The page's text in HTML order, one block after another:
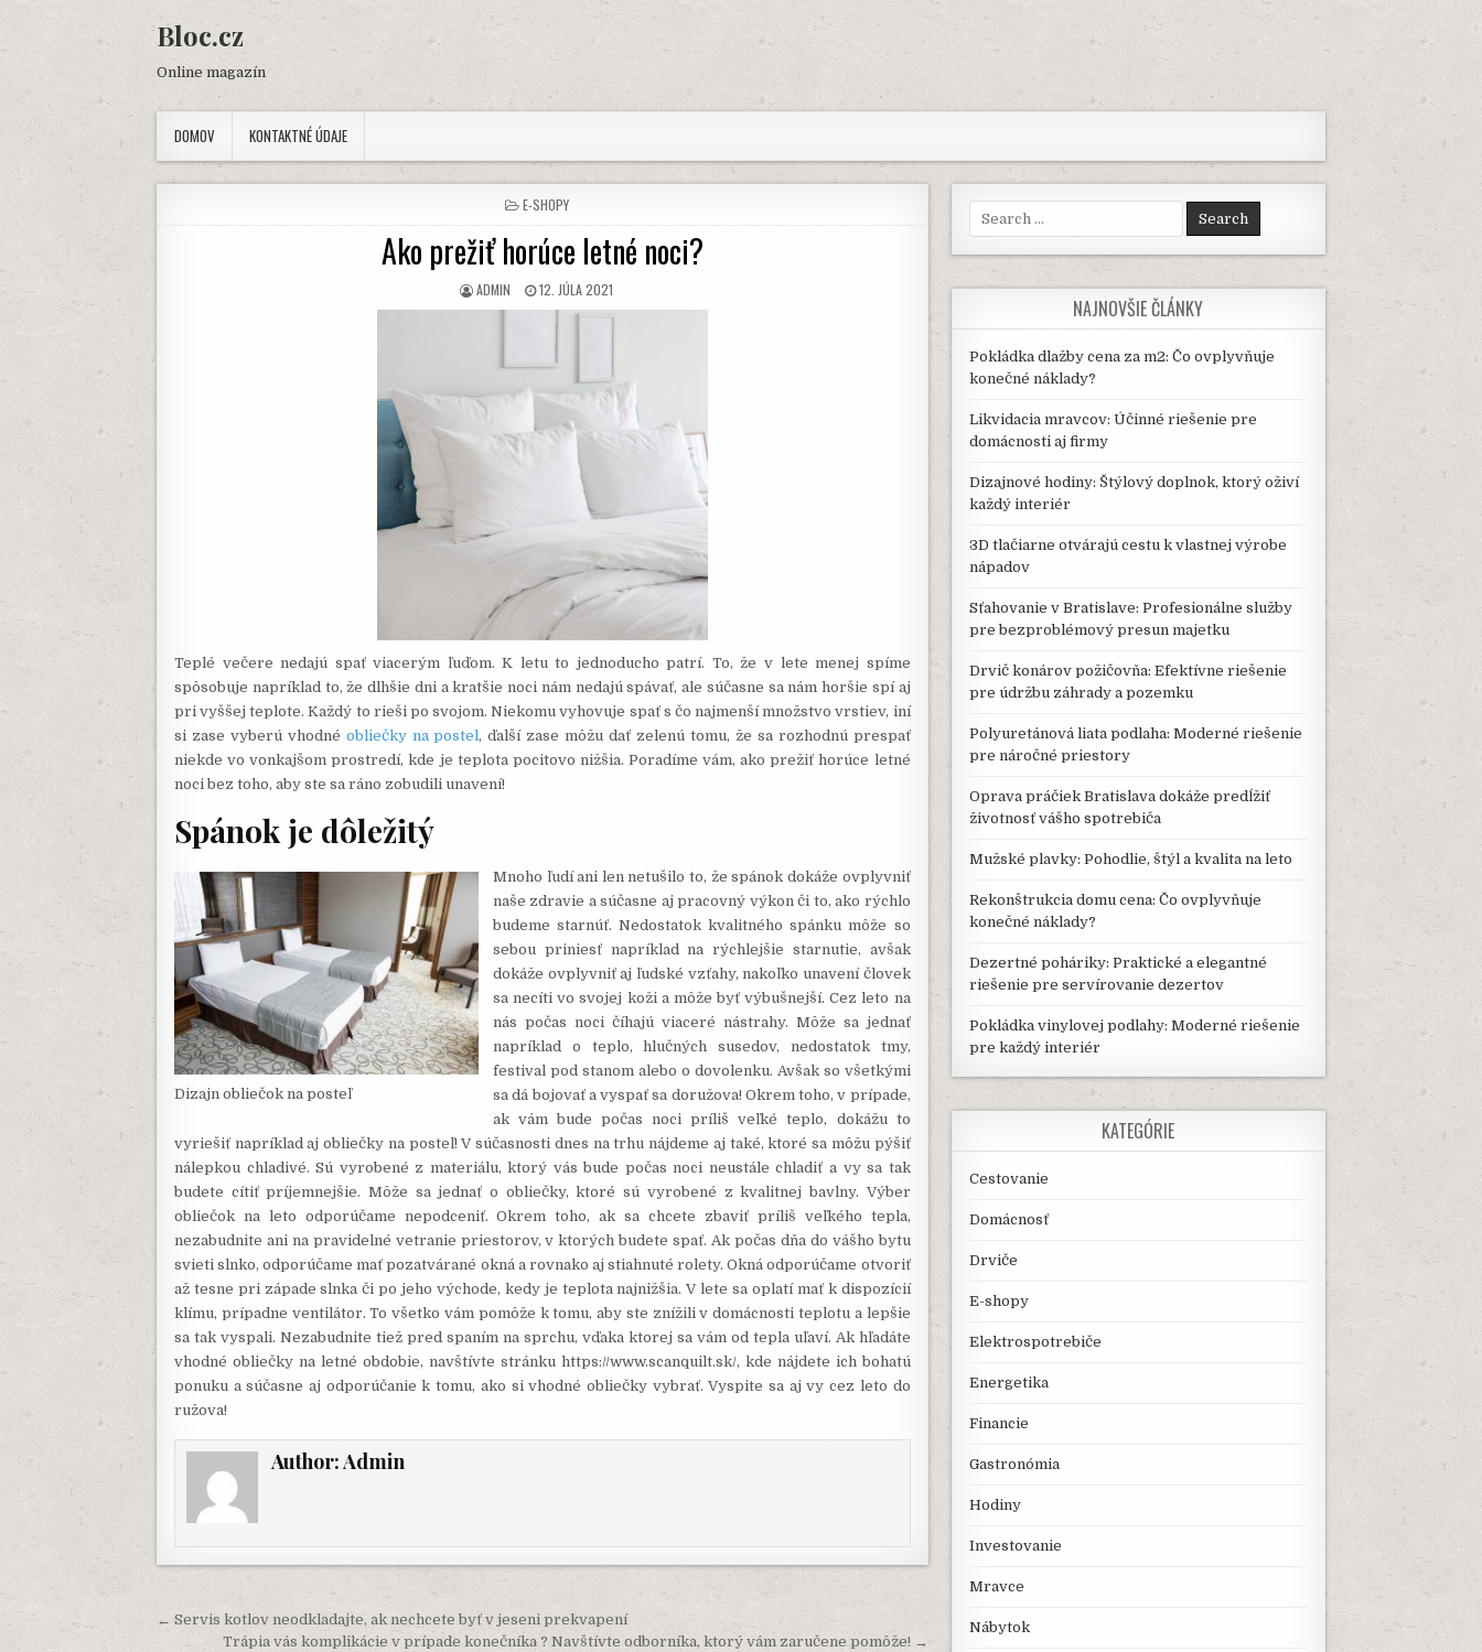
content
Bloc.cz
Online magazín
DOMOV KONTAKTNÉ ÚDAJE
POSTED
IN
E-SHOPY
Ako prežiť horúce letné noci?
AUTHOR:
ADMIN
PUBLISHED
DATE:
12. JÚLA 2021
Teplé večere nedajú spať viacerým ľuďom. K letu to jednoducho patrí. To, že v lete menej spíme
spôsobuje napríklad to, že dlhšie dni a kratšie noci nám nedajú spávať, ale súčasne sa nám horšie spí aj
pri vyššej teplote. Každý to rieši po svojom. Niekomu vyhovuje spať s čo najmenší množstvo vrstiev, iní
si zase vyberú vhodné obliečky na postel, ďalší zase môžu dať zelenú tomu, že sa rozhodnú prespať
niekde vo vonkajšom prostredí, kde je teplota pocitovo nižšia. Poradíme vám, ako prežiť horúce letné
noci bez toho, aby ste sa ráno zobudili unavení!
Spánok je dôležitý
Dizajn obliečok na posteľ
Mnoho ľudí ani len netušilo to, že spánok dokáže ovplyvniť
naše zdravie a súčasne aj pracovný výkon či to, ako rýchlo
budeme starnúť. Nedostatok kvalitného spánku môže so
sebou priniesť napríklad na rýchlejšie starnutie, avšak
dokáže ovplyvniť aj ľudské vzťahy, nakoľko unavení človek
sa necíti vo svojej koži a môže byť výbušnejší. Cez leto na
nás počas noci číhajú viaceré nástrahy. Môže sa jednať
napríklad o teplo, hlučných susedov, nedostatok tmy,
festival pod stanom alebo o dovolenku. Avšak so všetkými
sa dá bojovať a vyspať sa doružova! Okrem toho, v prípade,
ak vám bude počas noci príliš veľké teplo, dokážu to
vyriešiť napríklad aj obliečky na posteľ! V súčasnosti dnes na trhu nájdeme aj také, ktoré sa môžu pýšiť
nálepkou chladivé. Sú vyrobené z materiálu, ktorý vás bude počas noci neustále chladiť a vy sa tak
budete cítiť príjemnejšie. Môže sa jednať o obliečky, ktoré sú vyrobené z kvalitnej bavlny. Výber
obliečok na leto odporúčame nepodceniť. Okrem toho, ak sa chcete zbaviť príliš veľkého tepla,
nezabudnite ani na pravidelné vetranie priestorov, v ktorých budete spať. Ak počas dňa do vášho bytu
svieti slnko, odporúčame mať pozatvárané okná a rovnako aj stiahnuté rolety. Okná odporúčame otvoriť
až tesne pri západe slnka či po jeho východe, kedy je teplota najnižšia. V lete sa oplatí mať k dispozícií
klímu, prípadne ventilátor. To všetko vám pomôže k tomu, aby ste znížili v domácnosti teplotu a lepšie
sa tak vyspali. Nezabudnite tiež pred spaním na sprchu, vďaka ktorej sa vám od tepla uľaví. Ak hľadáte
vhodné obliečky na letné obdobie, navštívte stránku https://www.scanquilt.sk/, kde nájdete ich bohatú
ponuku a súčasne aj odporúčanie k tomu, ako si vhodné obliečky vybrať. Vyspite sa aj vy cez leto do
ružova!
Author:Admin
Navigácia
← Servis kotlov neodkladajte, ak nechcete byť v jeseni prekvapení
Trápia vás komplikácie v prípade konečníka ? Navštívte odborníka, ktorý vám zaručene pomôže! →
Search
for:
NAJNOVŠIE ČLÁNKY
Pokládka dlažby cena za m2: Čo ovplyvňuje
konečné náklady?
Likvidacia mravcov: Účinné riešenie pre
domácnosti aj firmy
Dizajnové hodiny: Štýlový doplnok, ktorý oživí
každý interiér
3D tlačiarne otvárajú cestu k vlastnej výrobe
nápadov
Sťahovanie v Bratislave: Profesionálne služby
pre bezproblémový presun majetku
Drvič konárov požičovňa: Efektívne riešenie
pre údržbu záhrady a pozemku
Polyuretánová liata podlaha: Moderné riešenie
pre náročné priestory
Oprava práčiek Bratislava dokáže predĺžiť
životnosť vášho spotrebiča
Mužské plavky: Pohodlie, štýl a kvalita na leto
Rekonštrukcia domu cena: Čo ovplyvňuje
konečné náklady?
Dezertné poháriky: Praktické a elegantné
riešenie pre servírovanie dezertov
Pokládka vinylovej podlahy: Moderné riešenie
pre každý interiér
KATEGÓRIE
Cestovanie
Domácnosť
Drviče
E-shopy
Elektrospotrebiče
Energetika
Financie
Gastronómia
Hodiny
Investovanie
Mravce
Nábytok